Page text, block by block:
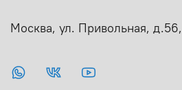
Москва, ул. Привольная,